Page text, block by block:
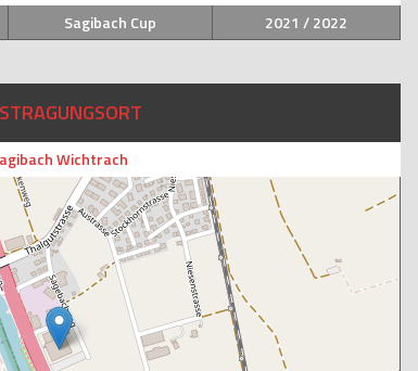
Sagibach Cup 2021 / 2022
Wichtrach